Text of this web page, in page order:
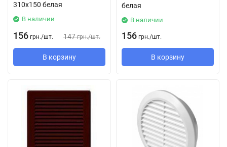
310х150 белая
В наличии
156 грн./шт. 147 грн./шт.
В корзину
белая
В наличии
156 грн./шт.
В корзину